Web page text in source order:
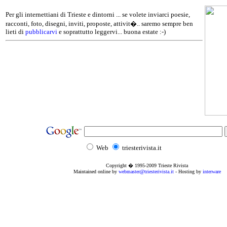
Per gli internettiani di Trieste e dintorni ... se volete inviarci poesie,
racconti, foto, disegni, inviti, proposte, attivit�.. saremo sempre ben
lieti di pubblicarvi e soprattutto leggervi... buona estate :-)
Web triesterivista.it
Copyright � 1995-2009 Trieste Rivista
Maintained online by webmaster@triesterivista.it- Hosting by interware